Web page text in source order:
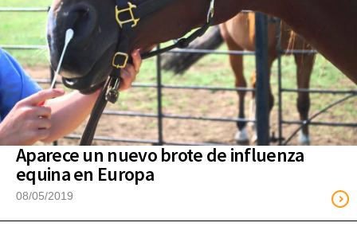
Aparece un nuevo brote de influenza
equina en Europa
08/05/2019